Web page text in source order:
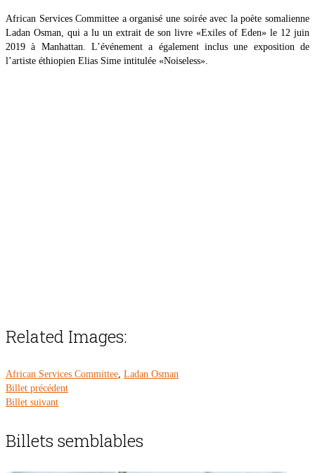
African Services Committee a organisé une soirée avec la poète somalienne
Ladan Osman, qui a lu un extrait de son livre «Exiles of Eden» le 12 juin
2019 à Manhattan. L’événement a également inclus une exposition de
l’artiste éthiopien Elias Sime intitulée «Noiseless».
Related Images:
African Services Committee, Ladan Osman
Billet précédent
Billet suivant
Billets semblables